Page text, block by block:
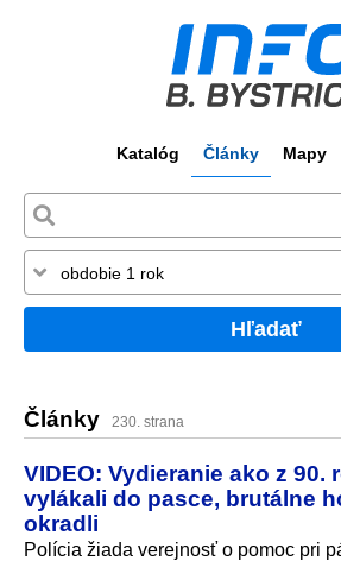
Katalóg Články Mapy
Hľadať
Články 230. strana
VIDEO: Vydieranie ako z 90.
vylákali do pasce, brutálne
okradli
Polícia žiada verejnosť o pomoc pri